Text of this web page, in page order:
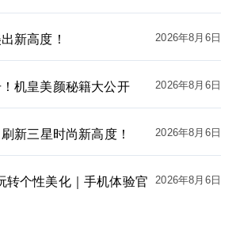
新高度！ 2026年8月6日
机皇美颜秘籍大公开 2026年8月6日
新三星时尚新高度！ 2026年8月6日
转个性美化｜手机体验官
2026年8月6日